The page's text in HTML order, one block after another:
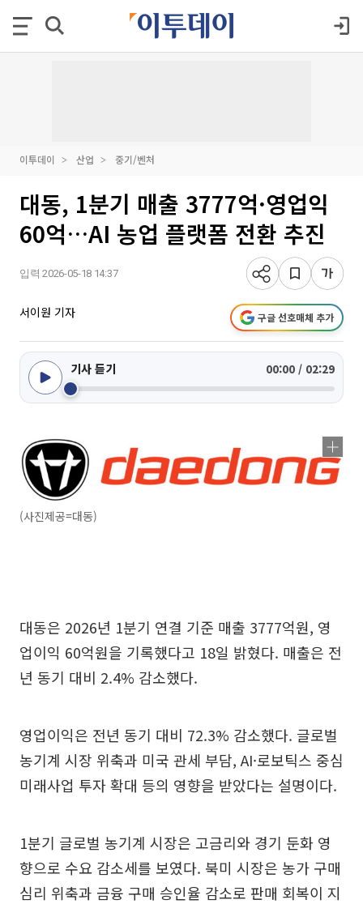
이투데이 산업 중기/벤처
대동, 1분기 매출 3777억·영업익
60억…AI 농업 플랫폼 전환 추진
입력 2026-05-18 14:37
서이원 기자 구글 선호매체 추가
기사 듣기 00:00 / 02:29
(사진제공=대동)
대동은 2026년 1분기 연결 기준 매출 3777억원, 영
업이익 60억원을 기록했다고 18일 밝혔다. 매출은 전
년 동기 대비 2.4% 감소했다.
영업이익은 전년 동기 대비 72.3% 감소했다. 글로벌
농기계 시장 위축과 미국 관세 부담, AI·로보틱스 중심
미래사업 투자 확대 등의 영향을 받았다는 설명이다.
1분기 글로벌 농기계 시장은 고금리와 경기 둔화 영
향으로 수요 감소세를 보였다. 북미 시장은 농가 구매
심리 위축과 금융 구매 승인율 감소로 판매 회복이 지